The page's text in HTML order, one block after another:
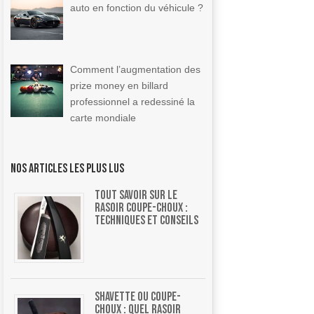
auto en fonction du véhicule ?
Comment l’augmentation des
prize money en billard
professionnel a redessiné la
carte mondiale
Nos articles les plus lus
Tout savoir sur le
rasoir coupe-choux :
Techniques et conseils
Shavette ou coupe-
choux : quel rasoir